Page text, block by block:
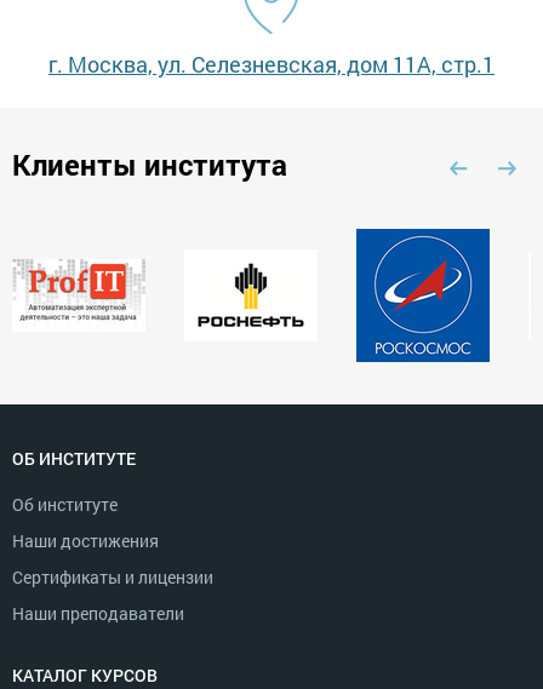
г. Москва, ул. Селезневская, дом 11А, стр.1
Клиенты института
ОБ ИНСТИТУТЕ
Об институте
Наши достижения
Сертификаты и лицензии
Наши преподаватели
КАТАЛОГ КУРСОВ